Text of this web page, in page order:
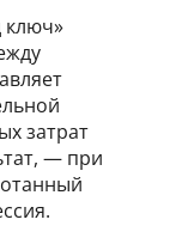
ключ»
затрат
— при